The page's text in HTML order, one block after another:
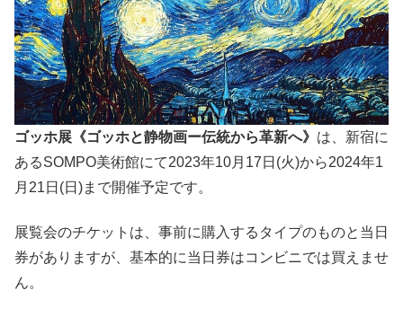
ゴッホ展《ゴッホと静物画ー伝統から革新へ》 は、新宿に
あるSOMPO美術館にて2023年10月17日(火)から2024年1
月21日(日)まで開催予定です。
展覧会のチケットは、事前に購入するタイプのものと当日
券がありますが、基本的に当日券はコンビニでは買えませ
ん。